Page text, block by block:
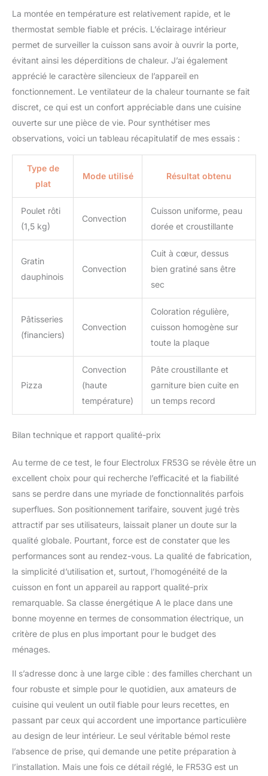
La montée en température est relativement rapide, et le
thermostat semble fiable et précis. L’éclairage intérieur
permet de surveiller la cuisson sans avoir à ouvrir la porte,
évitant ainsi les déperditions de chaleur. J’ai également
apprécié le caractère silencieux de l’appareil en
fonctionnement. Le ventilateur de la chaleur tournante se fait
discret, ce qui est un confort appréciable dans une cuisine
ouverte sur une pièce de vie. Pour synthétiser mes
observations, voici un tableau récapitulatif de mes essais :
Type de
plat
Mode utilisé Résultat obtenu
Poulet rôti
(1,5 kg)
Convection
Cuisson uniforme, peau
dorée et croustillante
Gratin
dauphinois
Convection
Cuit à cœur, dessus
bien gratiné sans être
sec
Pâtisseries
(financiers)
Convection
Coloration régulière,
cuisson homogène sur
toute la plaque
Pizza
Convection
(haute
température)
Pâte croustillante et
garniture bien cuite en
un temps record
Bilan technique et rapport qualité-prix
Au terme de ce test, le four Electrolux FR53G se révèle être un
excellent choix pour qui recherche l’efficacité et la fiabilité
sans se perdre dans une myriade de fonctionnalités parfois
superflues. Son positionnement tarifaire, souvent jugé très
attractif par ses utilisateurs, laissait planer un doute sur la
qualité globale. Pourtant, force est de constater que les
performances sont au rendez-vous. La qualité de fabrication,
la simplicité d’utilisation et, surtout, l’homogénéité de la
cuisson en font un appareil au rapport qualité-prix
remarquable. Sa classe énergétique A le place dans une
bonne moyenne en termes de consommation électrique, un
critère de plus en plus important pour le budget des
ménages.
Il s’adresse donc à une large cible : des familles cherchant un
four robuste et simple pour le quotidien, aux amateurs de
cuisine qui veulent un outil fiable pour leurs recettes, en
passant par ceux qui accordent une importance particulière
au design de leur intérieur. Le seul véritable bémol reste
l’absence de prise, qui demande une petite préparation à
l’installation. Mais une fois ce détail réglé, le FR53G est un